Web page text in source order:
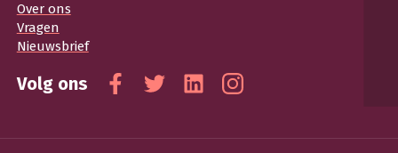
Over ons
Vragen
Nieuwsbrief
Volg ons
Facebook
TwitterLinkedinInstagram